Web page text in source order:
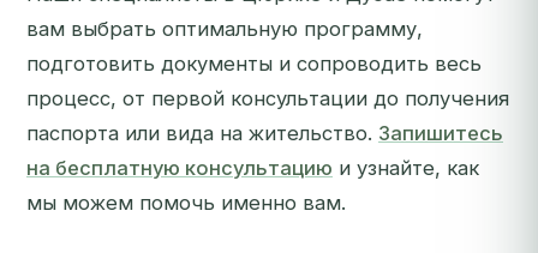
вам выбрать оптимальную программу,
подготовить документы и сопроводить весь
процесс, от первой консультации до получения
паспорта или вида на жительство. Запишитесь
на бесплатную консультацию и узнайте, как
мы можем помочь именно вам.